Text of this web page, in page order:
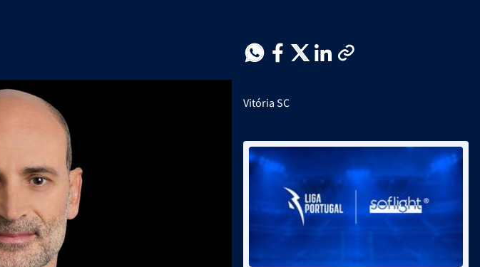
Liga-teEm 22/06/2026
Revista Liga-te N.º 44 - Campeões
Vitória SC